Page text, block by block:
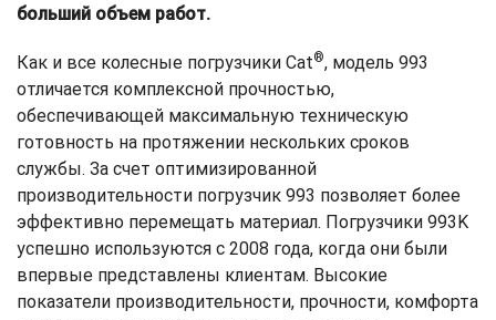
больший объем работ.
Как и все колесные погрузчики Cat®, модель 993
отличается комплексной прочностью,
обеспечивающей максимальную техническую
готовность на протяжении нескольких сроков
службы. За счет оптимизированной
производительности погрузчик 993 позволяет более
эффективно перемещать материал. Погрузчики 993K
успешно используются с 2008 года, когда они были
впервые представлены клиентам. Высокие
показатели производительности, прочности, комфорта